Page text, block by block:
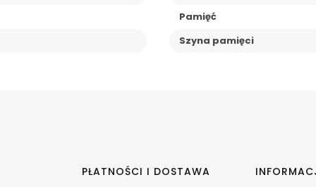
Pamięć
Szyna pamięci
PŁATNOŚCI I DOSTAWA